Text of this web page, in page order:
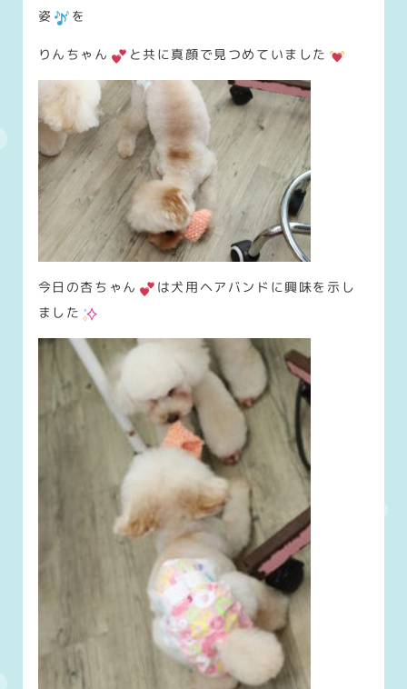
姿 を
りんちゃん と共に真顔で見つめていました
今日の杏ちゃん
は犬用ヘアバンドに興味を示し
ました